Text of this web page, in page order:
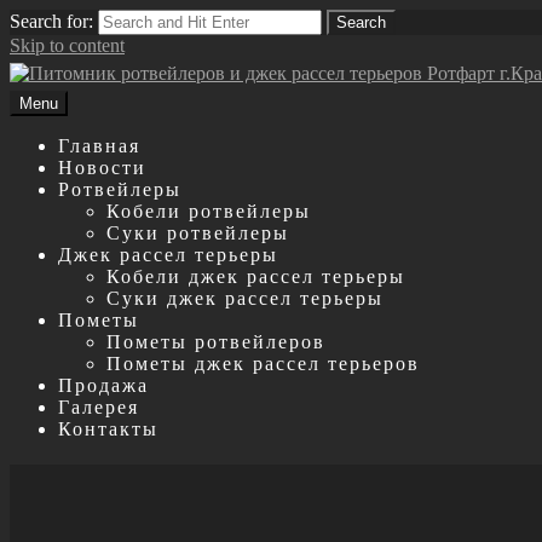
Search for: Search
Skip to content
Menu
Главная
Новости
Ротвейлеры
Кобели ротвейлеры
Суки ротвейлеры
Джек рассел терьеры
Кобели джек рассел терьеры
Суки джек рассел терьеры
Пометы
Пометы ротвейлеров
Пометы джек рассел терьеров
Продажа
Галерея
Контакты